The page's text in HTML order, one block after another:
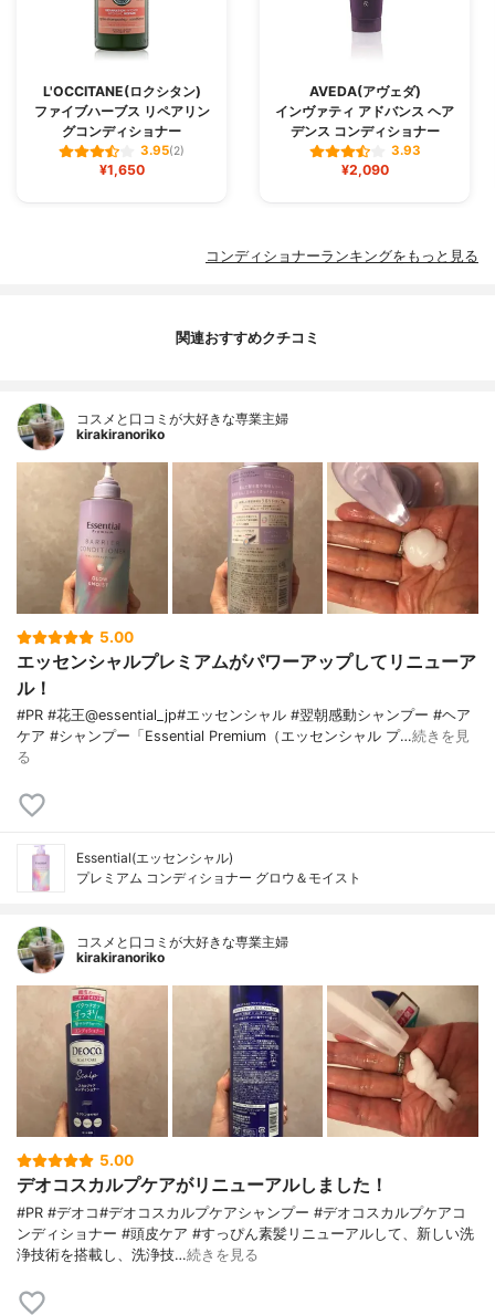
L'OCCITANE(ロクシタン)
ファイブハーブス リペアリン
グコンディショナー
3.95(2)
¥1,650
AVEDA(アヴェダ)
インヴァティ アドバンス ヘア
デンス コンディショナー
3.93
¥2,090
コンディショナーランキングをもっと見る
関連おすすめクチコミ
コスメと口コミが大好きな専業主婦
kirakiranoriko
5.00
エッセンシャルプレミアムがパワーアップしてリニューア
ル！
#PR #花王@essential_jp#エッセンシャル #翌朝感動シャンプー #ヘア
ケア #シャンプー「Essential Premium（エッセンシャル プ…続きを見
る
Essential(エッセンシャル)
プレミアム コンディショナー グロウ＆モイスト
コスメと口コミが大好きな専業主婦
kirakiranoriko
5.00
デオコスカルプケアがリニューアルしました！
#PR #デオコ#デオコスカルプケアシャンプー #デオコスカルプケアコ
ンディショナー #頭皮ケア #すっぴん素髪リニューアルして、新しい洗
浄技術を搭載し、洗浄技…続きを見る